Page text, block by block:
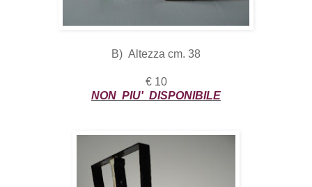
B) Altezza cm. 38
€ 10
NON PIU' DISPONIBILE